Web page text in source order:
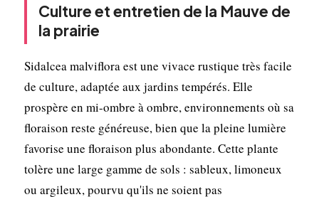
Culture et entretien de la Mauve de
la prairie
Sidalcea malviflora est une vivace rustique très facile
de culture, adaptée aux jardins tempérés. Elle
prospère en mi-ombre à ombre, environnements où sa
floraison reste généreuse, bien que la pleine lumière
favorise une floraison plus abondante. Cette plante
tolère une large gamme de sols : sableux, limoneux
ou argileux, pourvu qu'ils ne soient pas